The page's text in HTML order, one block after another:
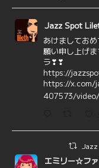
Jazz Spot
あけましてお
願い申し上げ
ラ❣❣
https://
https://x.com/
407573/
Jazz
エミリー☆フ